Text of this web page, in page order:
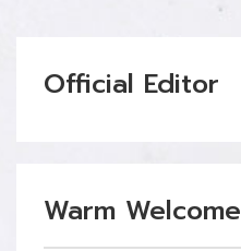
Official Editor
Warm Welcome